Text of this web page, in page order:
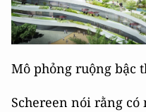
Mô phỏng ruộng bậc
Schereen nói rằng